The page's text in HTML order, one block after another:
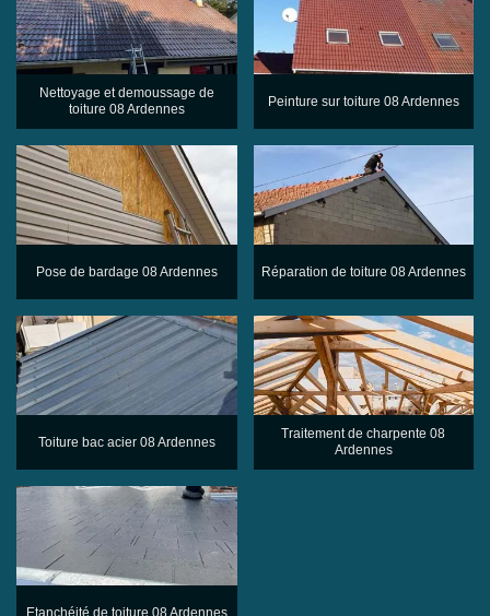
Nettoyage et demoussage de
toiture 08 Ardennes
Peinture sur toiture 08 Ardennes
Pose de bardage 08 Ardennes Réparation de toiture 08 Ardennes
Toiture bac acier 08 Ardennes
Traitement de charpente 08
Ardennes
Etanchéité de toiture 08 Ardennes